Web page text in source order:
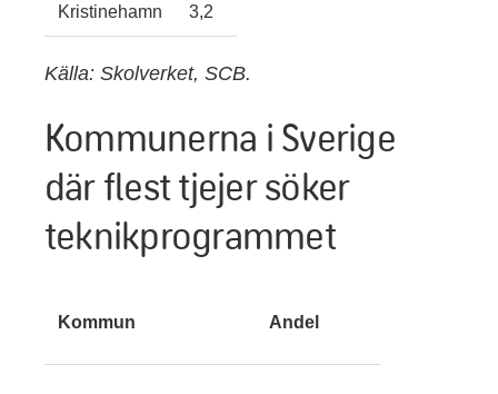
Kristinehamn 3,2
Källa: Skolverket, SCB.
Kommunerna i Sverige
där flest tjejer söker
teknikprogrammet
Kommun Andel